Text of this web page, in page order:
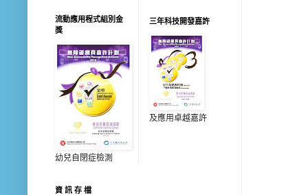
流動應用程式組別金
獎
幼兒自閉症檢測
三年科技開發嘉許
及應用卓越嘉許
資 訊 存 檔